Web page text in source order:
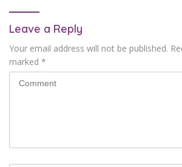
Leave a Reply
Your email address will not be published.
marked *